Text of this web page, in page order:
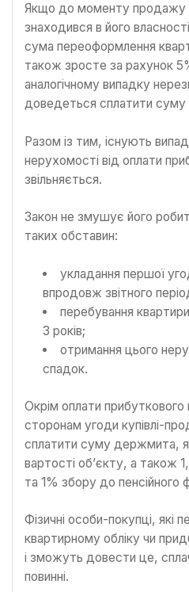
Якщо до моменту продажу
знаходився в його
сума переоформлення
також зросте за рахунок
аналогічному випадку
доведеться сплатити суму
Разом із тим, існують
нерухомості від оплати
звільняється.
Закон не змушує його
таких обставин:
укладання першої
впродовж звітного
перебування
3 років;
отримання цього
спадок.
Окрім оплати
сторонам угоди купівлі-
сплатити суму держмита,
вартості об’єкту, а також
та 1% збору до пенсійного
Фізичні особи-покупці, які
квартирному обліку чи
і зможуть довести це,
повинні.